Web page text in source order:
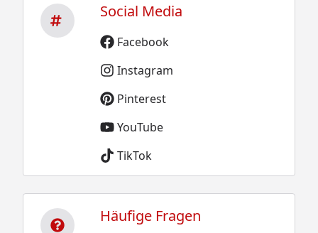
Social Media
Facebook
Instagram
Pinterest
YouTube
TikTok
Häufige Fragen